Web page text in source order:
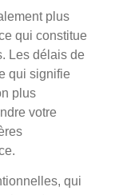
plus
qui constitue
Les délais de
qui signifie
plus
votre
qui